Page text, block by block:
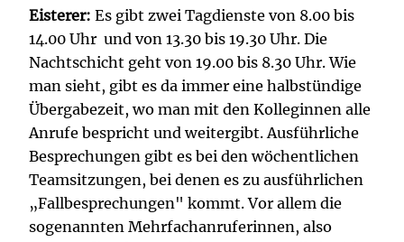
Eisterer: Es gibt zwei Tagdienste von 8.00 bis
14.00 Uhr und von 13.30 bis 19.30 Uhr. Die
Nachtschicht geht von 19.00 bis 8.30 Uhr. Wie
man sieht, gibt es da immer eine halbstündige
Übergabezeit, wo man mit den Kolleginnen alle
Anrufe bespricht und weitergibt. Ausführliche
Besprechungen gibt es bei den wöchentlichen
Teamsitzungen, bei denen es zu ausführlichen
„Fallbesprechungen" kommt. Vor allem die
sogenannten Mehrfachanruferinnen, also